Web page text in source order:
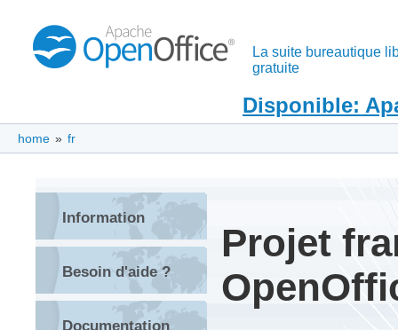
La suite bureautique
gratuite
Disponible:
home » fr
Information
Besoin d'aide ?
Documentation
Projet